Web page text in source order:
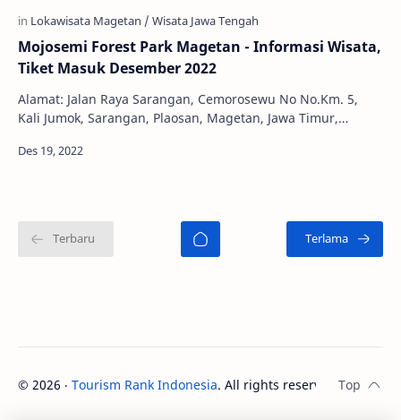
Mojosemi Forest Park Magetan - Informasi Wisata,
Tiket Masuk Desember 2022
Alamat: Jalan Raya Sarangan, Cemorosewu No No.Km. 5,
Kali Jumok, Sarangan, Plaosan, Magetan, Jawa Timur,
© 2026 ‧ Tourism Rank Indonesia. All rights reserved.